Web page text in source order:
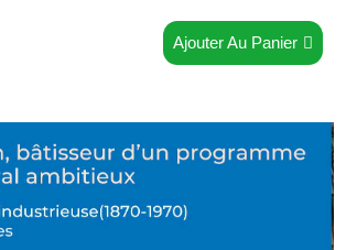
Ajouter Au Panier